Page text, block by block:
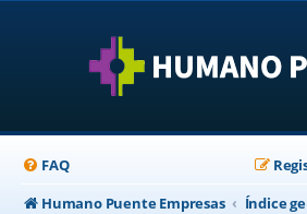
FAQ
Humano Puente Empresas
Índice